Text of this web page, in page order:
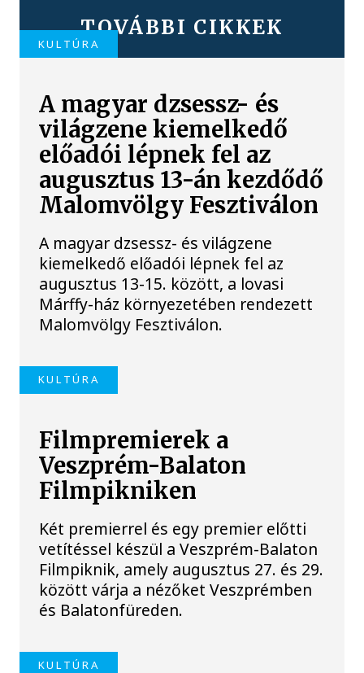
TOVÁBBI CIKKEK
KULTÚRA
A magyar dzsessz- és
világzene kiemelkedő
előadói lépnek fel az
augusztus 13-án kezdődő
Malomvölgy Fesztiválon
A magyar dzsessz- és világzene
kiemelkedő előadói lépnek fel az
augusztus 13-15. között, a lovasi
Márffy-ház környezetében rendezett
Malomvölgy Fesztiválon.
KULTÚRA
Filmpremierek a
Veszprém-Balaton
Filmpikniken
Két premierrel és egy premier előtti
vetítéssel készül a Veszprém-Balaton
Filmpiknik, amely augusztus 27. és 29.
között várja a nézőket Veszprémben
és Balatonfüreden.
KULTÚRA